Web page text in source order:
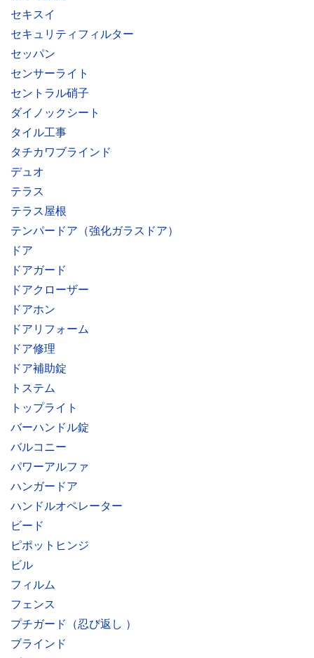
セキスイ
セキュリティフィルター
セッパン
センサーライト
セントラル硝子
ダイノックシート
タイル工事
タチカワブラインド
デュオ
テラス
テラス屋根
テンパードア（強化ガラスドア）
ドア
ドアガード
ドアクローザー
ドアホン
ドアリフォーム
ドア修理
ドア補助錠
トステム
トップライト
バーハンドル錠
バルコニー
パワーアルファ
ハンガードア
ハンドルオペレーター
ビード
ピポットヒンジ
ビル
フィルム
フェンス
プチガード（忍び返し ）
ブラインド